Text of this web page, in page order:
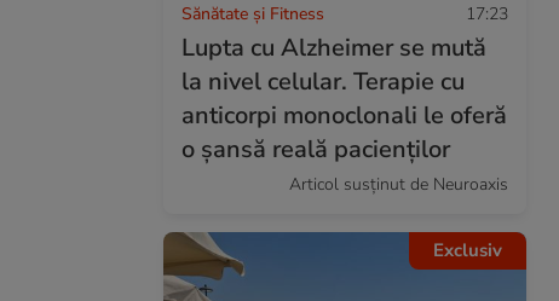
Sănătate și Fitness 17:23
Lupta cu Alzheimer se mută
la nivel celular. Terapie cu
anticorpi monoclonali le oferă
o șansă reală pacienților
Articol susținut de Neuroaxis
Exclusiv